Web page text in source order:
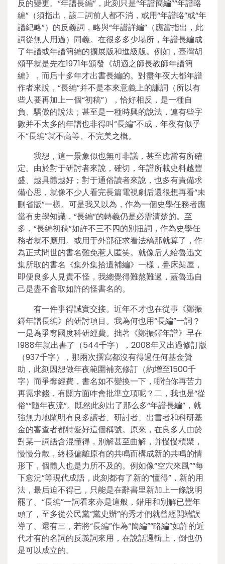
反的變更。“年譜長編”，此刻只是“年譜簡編”“年譜略
編”（須指出，該二詞前人都不消，或用“年譜略”或“年
譜紀略”）的反義詞，略與“年譜詳編”（應當指出，此
詞從無人用過）同義。在很多多少場所，年譜長編成
了年譜或年譜簡編的擴展版和進級版。例如，臺灣胡
頌平就是先在1971年頒發《胡適之師長教師年譜簡
編》，而后十多年才出書長編的。對盡年夜大都年譜
作者來說，“長編”并不是本來意義上的謙詞（所以有
些人要再加上一個“初稿”），恰好相反，是一種自
負、驕傲的說法；甚至是一種時興的說法，連有些字
數并不太多的年譜也非得叫“長編”不成，年夜有似乎
不“長編”就不高等、不完美之概。
我想，這一景象似也無可非議，甚至應當有所確
定。由於對于研討者來說，確切，年譜所載史料越豐
盛、越具體越好；對于通俗讀者來說，也多有責備求
備心思，就像不少人看完長篇電視劇后還很想再看“未
刪省版”一樣。可是我又以為，作為一個史學任務者應
當有史學知識，“長編”的轉義仍是必需清楚的。至
多，“長編初稿”如許不三不四的別扭詞，作為史學任
務者就不應用。或用于外部征求看法稿那就算了，作
為正式問世的書名難免惹人匿笑。就像后人給魯迅文
集所取的書名《集外集拾遺補編》一樣，疊床架屋，
即便良多人見責不怪，我總覺得難熬難過，蓋魯迅自
己是盡不會取如許的怪書名的。
有一件事得誠實交接。近年不才也在從事《鄭振
鐸年譜長編》的研討項目。我為何也用“長編”一詞？
一是為爭奪國度科研經費。拙著《鄭振鐸年譜》早在
1988年就出書了（544千字），2008年又出過修訂版
（937千字），那兩次撰寫都沒有得過任何基金贊
助，此刻因想做年夜範圍補充修訂（約增至1500千
字）而爭奪經費，書名如不變換一下，哪怕你再苦力
再需求錢，有關方面咋會批準立項呢？二，我也是“從
俗”“隨年夜流”。既然此刻出了那么多“年譜長編”，就
強無力地闡明有良多讀者、研討者、出書者和科研基
金的審查者都特愛好這個稱號。原來，在良多人由於
對某一詞語含混懂得，別解甚至曲解，并慢慢積聚，
慢慢分散，終極偏離原有的共鳴而構成新的共鳴的情
形下，個體人也是力所不及的。例如像“空穴來風”“每
下愈況”等現代成語，此刻都有了新的“懂得”，新的用
法，最后迫不得已，只能是在辭書里新加上一條說明
罷了。“長編”一詞看來亦是這般，錯用和別解已豐年
頭了，至多從公民黨“黨史辦”的秀才們就曾經開端誤
導了。還有三，若將“長編”作為“簡編”“略編”如許的近
代才有的名詞的反義詞來用，在說話邏輯上，倒也仍
是可以成立的。